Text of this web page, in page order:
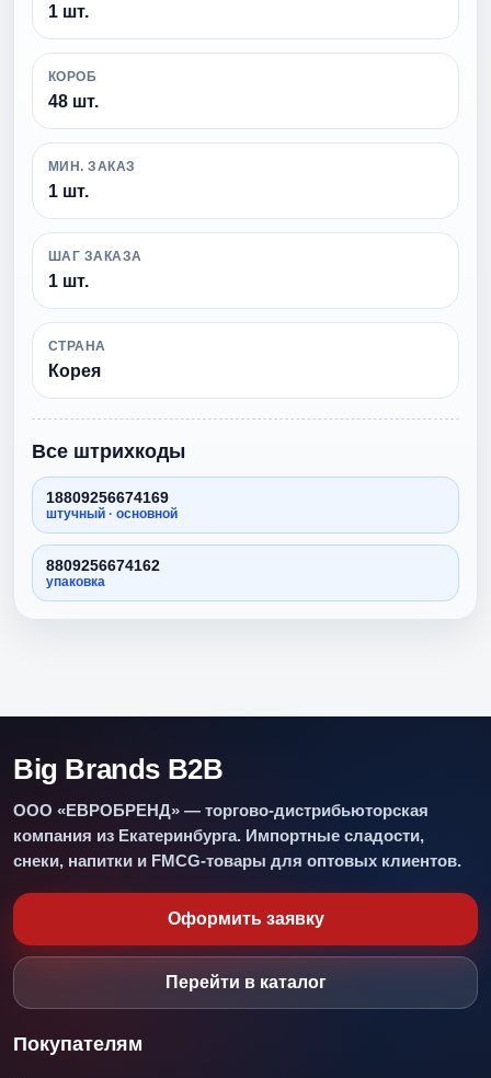
1 шт.
КОРОБ
48 шт.
МИН. ЗАКАЗ
1 шт.
ШАГ ЗАКАЗА
1 шт.
СТРАНА
Корея
Все штрихкоды
18809256674169
штучный · основной
8809256674162
упаковка
Big Brands B2B
ООО «ЕВРОБРЕНД» — торгово-дистрибьюторская
компания из Екатеринбурга. Импортные сладости,
снеки, напитки и FMCG-товары для оптовых клиентов.
Оформить заявку
Перейти в каталог
Покупателям